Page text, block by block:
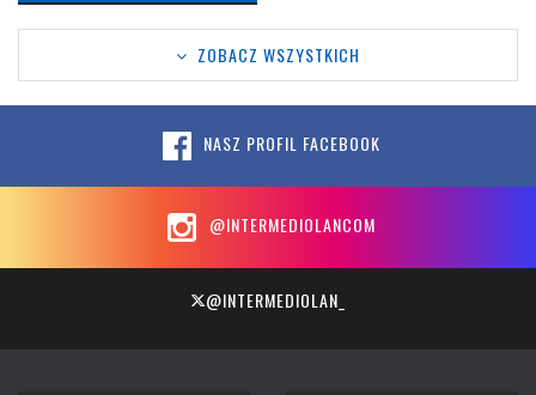
ZOBACZ WSZYSTKICH
NASZ PROFIL FACEBOOK
@INTERMEDIOLANCOM
@INTERMEDIOLAN_